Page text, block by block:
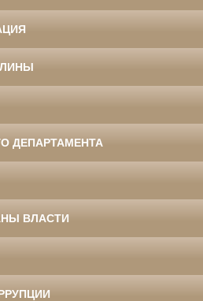
ДЕПАРТАМЕНТА
ВЛАСТИ